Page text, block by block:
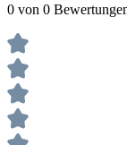
0 von 0